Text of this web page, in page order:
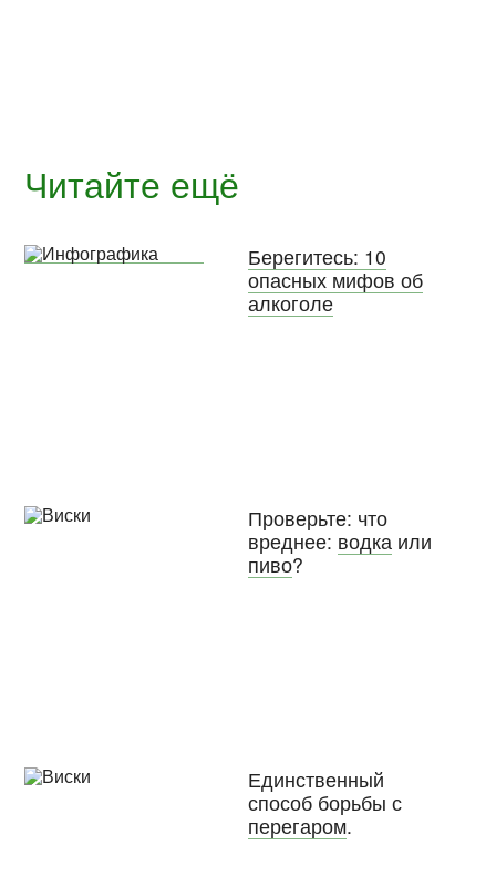
Читайте ещё
Берегитесь: 10
опасных мифов об
алкоголе
Проверьте: что
вреднее: водка или
пиво?
Единственный
способ борьбы с
перегаром.